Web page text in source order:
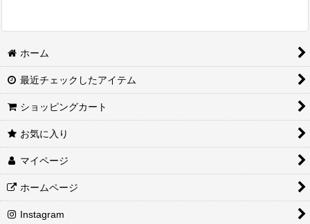
ホーム
最近チェックしたアイテム
ショッピングカート
お気に入り
マイページ
ホームページ
Instagram